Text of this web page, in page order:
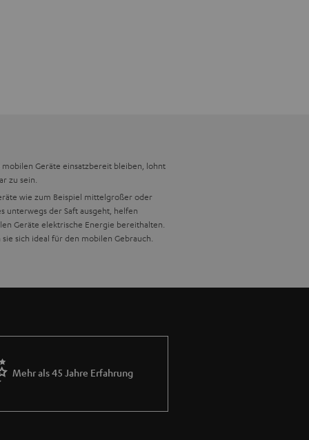
Geräte einsatzbereit bleiben, lohnt
zu sein.
wie zum Beispiel mittelgroßer oder
unterwegs der Saft ausgeht, helfen
Geräte elektrische Energie bereithalten.
sich ideal für den mobilen Gebrauch.
Billig- oder No-Name-Produkte aus
Powerbank eines Markenherstellers.
Kapazität sichern sie dir zusätzliche
Mehr als 45 Jahre Erfahrung